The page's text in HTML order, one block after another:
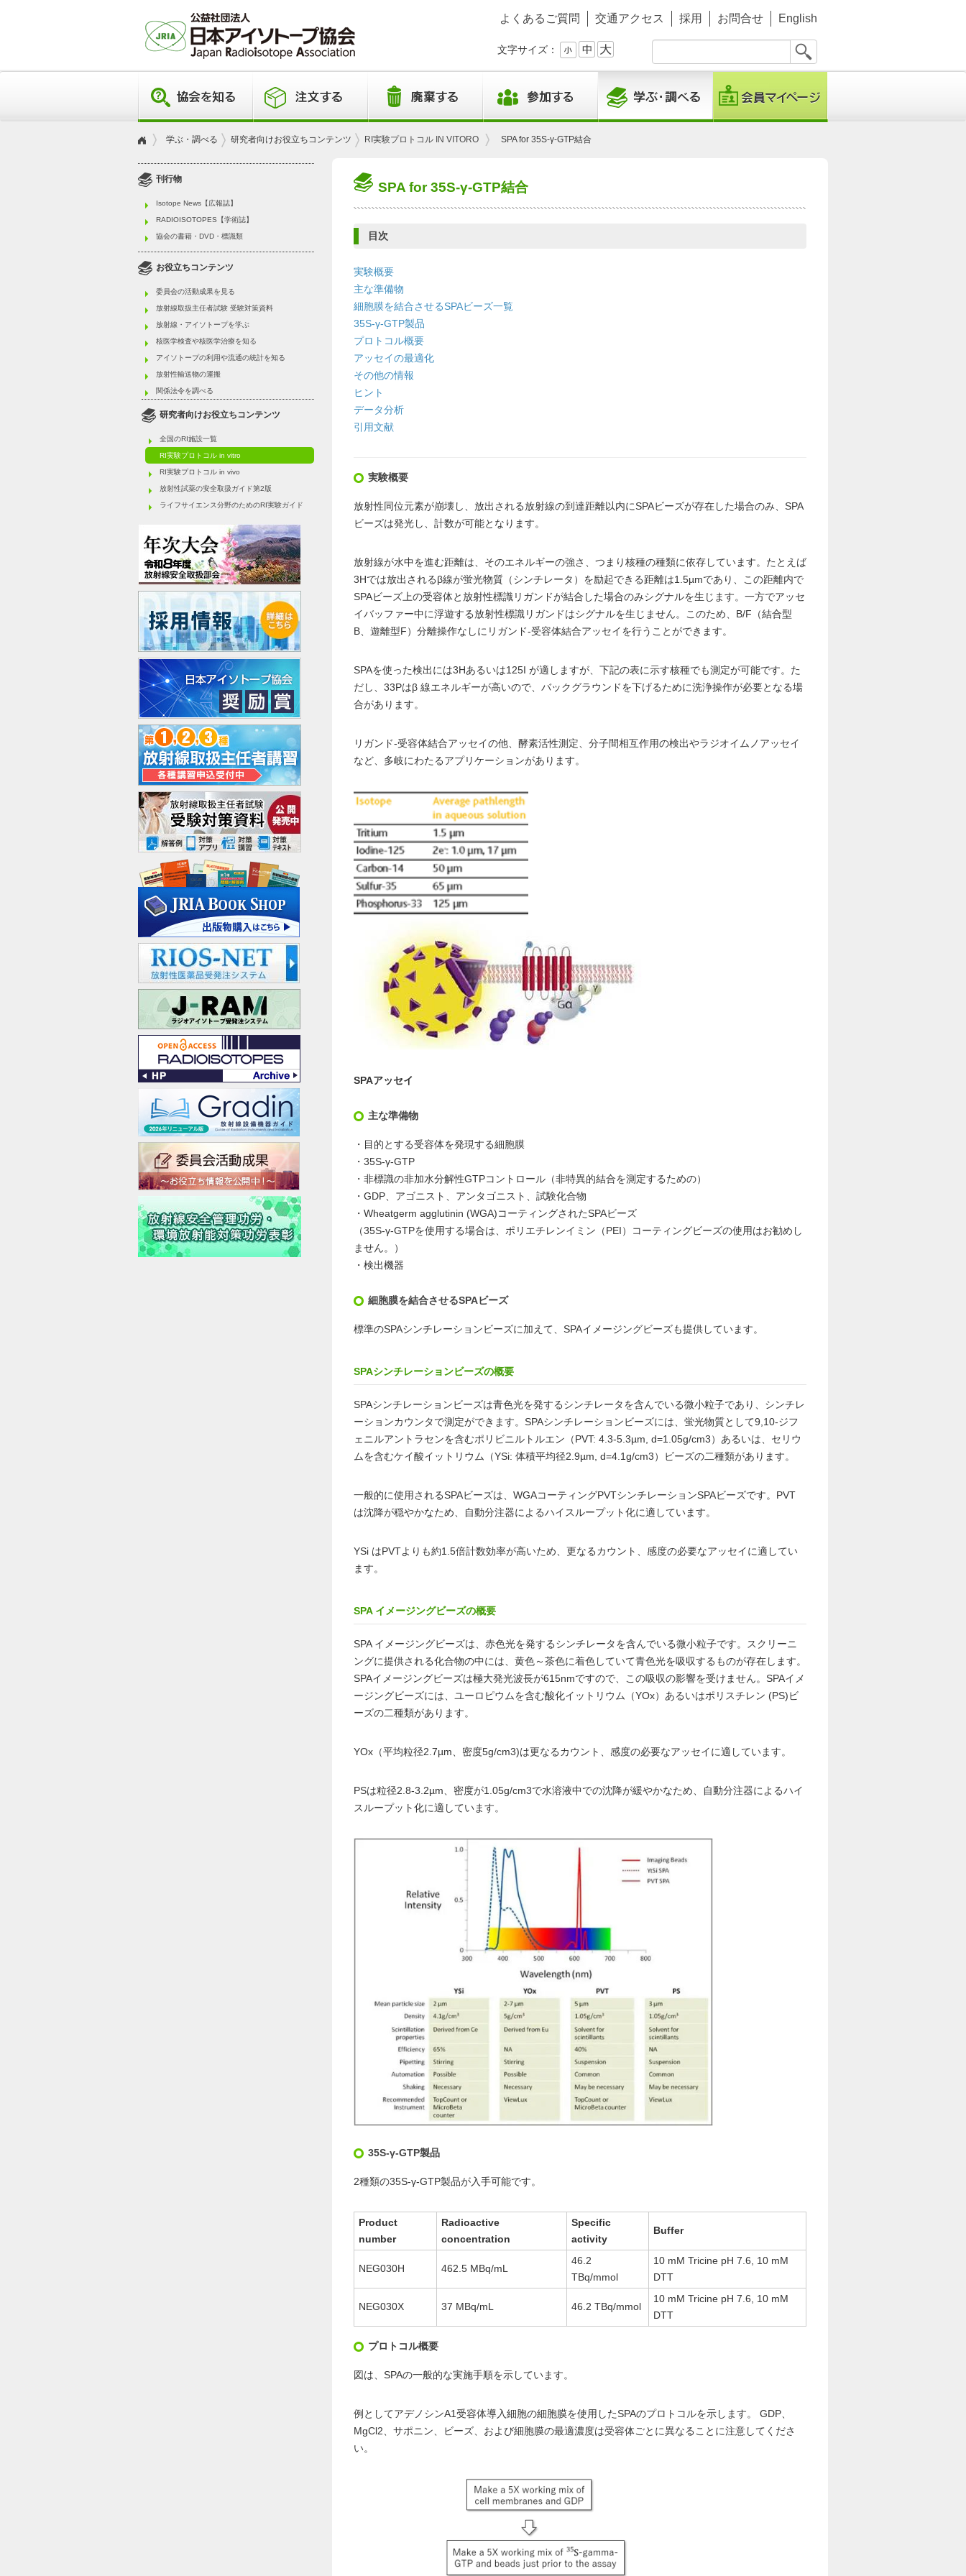
よくあるご質問 交通アクセス 採用 お問合せ English
文字サイズ：
学ぶ・調べる 研究者向けお役立ちコンテンツ RI実験プロトコル IN VITORO SPA for 35S-γ-GTP結合
SPA for 35S-γ-GTP結合
目次
実験概要
主な準備物
細胞膜を結合させるSPAビーズ一覧
35S-γ-GTP製品
プロトコル概要
アッセイの最適化
その他の情報
ヒント
データ分析
引用文献
実験概要
放射性同位元素が崩壊し、放出される放射線の到達距離以内にSPAビーズが存在した場合のみ、SPA
ビーズは発光し、計数が可能となります。
放射線が水中を進む距離は、そのエネルギーの強さ、つまり核種の種類に依存しています。たとえば
3Hでは放出されるβ線が蛍光物質（シンチレータ）を励起できる距離は1.5µmであり、この距離内で
SPAビーズ上の受容体と放射性標識リガンドが結合した場合のみシグナルを生じます。一方でアッセ
イバッファー中に浮遊する放射性標識リガンドはシグナルを生じません。このため、B/F（結合型
B、遊離型F）分離操作なしにリガンド-受容体結合アッセイを行うことができます。
SPAを使った検出には3Hあるいは125I が適しますが、下記の表に示す核種でも測定が可能です。た
だし、33Pはβ 線エネルギーが高いので、バックグラウンドを下げるために洗浄操作が必要となる場
合があります。
リガンド-受容体結合アッセイの他、酵素活性測定、分子間相互作用の検出やラジオイムノアッセイ
など、多岐にわたるアプリケーションがあります。
SPAアッセイ
主な準備物
・目的とする受容体を発現する細胞膜
・35S-γ-GTP
・非標識の非加水分解性GTPコントロール（非特異的結合を測定するための）
・GDP、アゴニスト、アンタゴニスト、試験化合物
・Wheatgerm agglutinin (WGA)コーティングされたSPAビーズ
（35S-γ-GTPを使用する場合は、ポリエチレンイミン（PEI）コーティングビーズの使用はお勧めし
ません。）
・検出機器
細胞膜を結合させるSPAビーズ
標準のSPAシンチレーションビーズに加えて、SPAイメージングビーズも提供しています。
SPAシンチレーションビーズの概要
SPAシンチレーションビーズは青色光を発するシンチレータを含んでいる微小粒子であり、シンチレ
ーションカウンタで測定ができます。SPAシンチレーションビーズには、蛍光物質として9,10-ジフ
ェニルアントラセンを含むポリビニルトルエン（PVT: 4.3-5.3µm, d=1.05g/cm3）あるいは、セリウ
ムを含むケイ酸イットリウム（YSi: 体積平均径2.9µm, d=4.1g/cm3）ビーズの二種類があります。
一般的に使用されるSPAビーズは、WGAコーティングPVTシンチレーションSPAビーズです。PVT
は沈降が穏やかなため、自動分注器によるハイスループット化に適しています。
YSi はPVTよりも約1.5倍計数効率が高いため、更なるカウント、感度の必要なアッセイに適してい
ます。
SPA イメージングビーズの概要
SPA イメージングビーズは、赤色光を発するシンチレータを含んでいる微小粒子です。スクリーニ
ングに提供される化合物の中には、黄色～茶色に着色していて青色光を吸収するものが存在します。
SPAイメージングビーズは極大発光波長が615nmですので、この吸収の影響を受けません。SPAイメ
ージングビーズには、ユーロピウムを含む酸化イットリウム（YOx）あるいはポリスチレン (PS)ビ
ーズの二種類があります。
YOx（平均粒径2.7µm、密度5g/cm3)は更なるカウント、感度の必要なアッセイに適しています。
PSは粒径2.8-3.2µm、密度が1.05g/cm3で水溶液中での沈降が緩やかなため、自動分注器によるハイ
スループット化に適しています。
35S-γ-GTP製品
2種類の35S-γ-GTP製品が入手可能です。
Product
number
Radioactive
concentration
Specific
activity
Buffer
NEG030H 462.5 MBq/mL
46.2
TBq/mmol
10 mM Tricine pH 7.6, 10 mM
DTT
NEG030X 37 MBq/mL 46.2 TBq/mmol
10 mM Tricine pH 7.6, 10 mM
DTT
プロトコル概要
図は、SPAの一般的な実施手順を示しています。
例としてアデノシンA1受容体導入細胞の細胞膜を使用したSPAのプロトコルを示します。 GDP、
MgCl2、サポニン、ビーズ、および細胞膜の最適濃度は受容体ごとに異なることに注意してくださ
い。
刊行物
Isotope News【広報誌】
RADIOISOTOPES【学術誌】
協会の書籍・DVD・標識類
お役立ちコンテンツ
委員会の活動成果を見る
放射線取扱主任者試験 受験対策資料
放射線・アイソトープを学ぶ
核医学検査や核医学治療を知る
アイソトープの利用や流通の統計を知る
放射性輸送物の運搬
関係法令を調べる
研究者向けお役立ちコンテンツ
全国のRI施設一覧
RI実験プロトコル in vitro
RI実験プロトコル in vivo
放射性試薬の安全取扱ガイド第2版
ライフサイエンス分野のためのRI実験ガイド